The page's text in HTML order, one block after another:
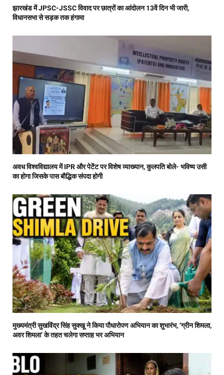
झारखंड में JPSC-JSSC विवाद पर छात्रों का आंदोलन 13वें दिन भी जारी,
विधानसभा से सड़क तक हंगामा
अवध विश्वविद्यालय में IPR और पेटेंट पर विशेष व्याख्यान, कुलपति बोले- भविष्य उसी
का होगा जिसके पास बौद्धिक संपदा होगी
मुख्यमंत्री सुखविंद्र सिंह सुक्खू ने किया पौधारोपण अभियान का शुभारंभ, ‘ग्रीन शिमला,
अवर शिमला’ के तहत चलेगा सप्ताह भर अभियान